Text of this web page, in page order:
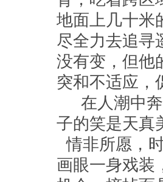
地面上几十米
尽全力去追寻
没有变，但他
突和不适应，
在人潮中奔
子的笑是天真
情非所愿，
画眼一身戏装